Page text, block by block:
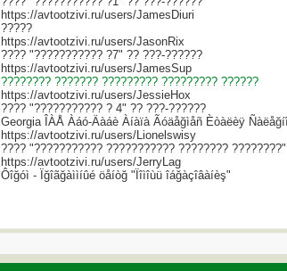
https://avtootzivi.ru/users/JamesDiuri
?????
https://avtootzivi.ru/users/JasonRix
???? "??????????? ?7" ?? ???-??????
https://avtootzivi.ru/users/JamesSup
???????? ??????? ????????? ????????? ??????
https://avtootzivi.ru/users/JessieHox
???? "??????????? ? 4" ?? ???-??????
Georgia ÎÀÅ Àáó-Äàáè Àíàïà Ãóäåğìåñ Èòàëèÿ
https://avtootzivi.ru/users/Lionelswisy
???? "??????????? ??????????? ????????
https://avtootzivi.ru/users/JerryLag
Ôîğóì - Ïğîãğàììíûé öåíòğ "Ïîìîùü îáğàçîâàíèş"